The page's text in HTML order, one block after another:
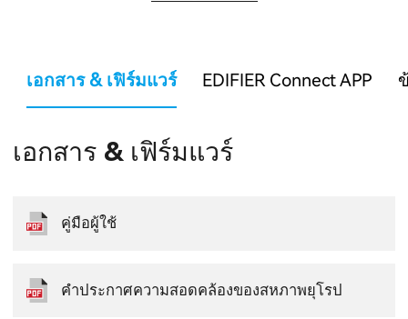
เอกสาร & เฟิร์มแวร์ EDIFIER Connect APP
เอกสาร & เฟิร์มแวร์
คู่มือผู้ใช้
คำประกาศความสอดคล้องของสหภาพยุโรป